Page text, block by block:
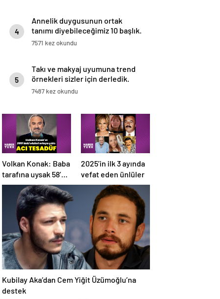
4
Annelik duygusunun ortak
tanımı diyebileceğimiz 10 başlık.
7571 kez okundu
5
Takı ve makyaj uyumuna trend
örnekleri sizler için derledik.
7487 kez okundu
Volkan Konak: Baba
tarafına uysak 58’de
ölmüştük
2025’in ilk 3 ayında
vefat eden ünlüler
Kubilay Aka’dan Cem Yiğit Üzümoğlu’na
destek